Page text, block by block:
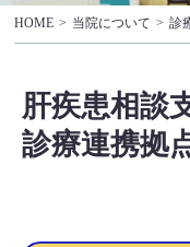
HOME > 当院について > 診
肝疾患相談
診療連携拠